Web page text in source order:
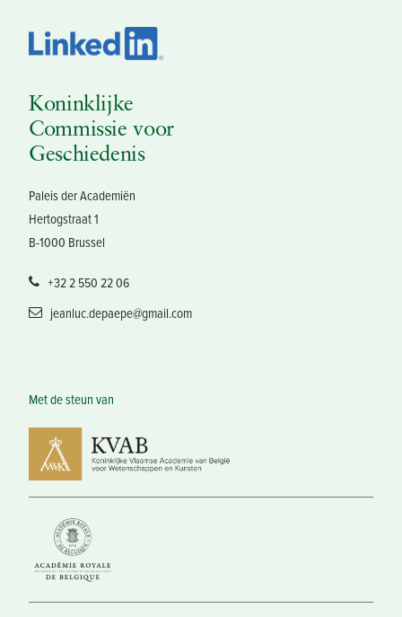
Koninklijke
Commissie voor
Geschiedenis
Paleis der Academiën
Hertogstraat 1
B-1000 Brussel
+32 2 550 22 06
jeanluc.depaepe@gmail.com
Met de steun van